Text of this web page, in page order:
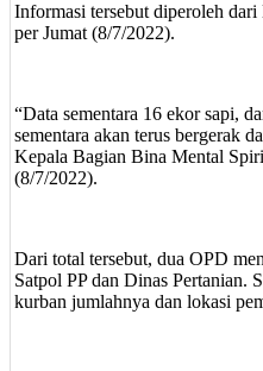
Informasi tersebut diperoleh
per Jumat (8/7/2022).
“Data sementara 16 ekor sapi,
sementara akan terus bergerak
Kepala Bagian Bina Mental
(8/7/2022).
Dari total tersebut, dua OPD
Satpol PP dan Dinas Pertanian.
kurban jumlahnya dan lokasi